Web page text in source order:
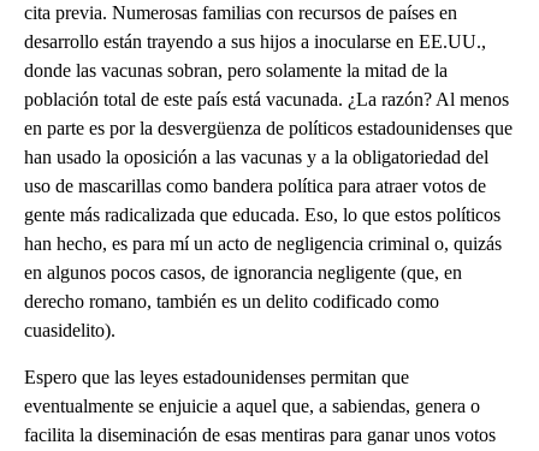
cita previa. Numerosas familias con recursos de países en
desarrollo están trayendo a sus hijos a inocularse en EE.UU.,
donde las vacunas sobran, pero solamente la mitad de la
población total de este país está vacunada. ¿La razón? Al menos
en parte es por la desvergüenza de políticos estadounidenses que
han usado la oposición a las vacunas y a la obligatoriedad del
uso de mascarillas como bandera política para atraer votos de
gente más radicalizada que educada. Eso, lo que estos políticos
han hecho, es para mí un acto de negligencia criminal o, quizás
en algunos pocos casos, de ignorancia negligente (que, en
derecho romano, también es un delito codificado como
cuasidelito).
Espero que las leyes estadounidenses permitan que
eventualmente se enjuicie a aquel que, a sabiendas, genera o
facilita la diseminación de esas mentiras para ganar unos votos